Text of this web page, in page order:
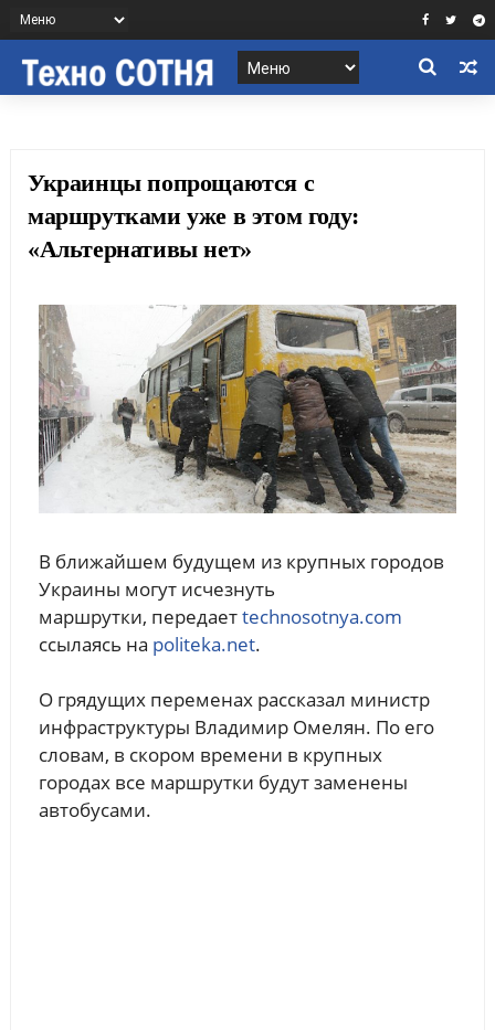
Украинцы попрощаются с
маршрутками уже в этом году:
«Альтернативы нет»
В ближайшем будущем из крупных городов
Украины могут исчезнуть
маршрутки, передаетtechnosotnya.com
ссылаясь на politeka.net.
О грядущих переменах рассказал министр
инфраструктуры Владимир Омелян. По его
словам, в скором времени в крупных
городах все маршрутки будут заменены
автобусами.